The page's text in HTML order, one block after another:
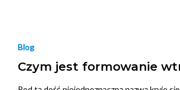
Blog
Czym jest formowanie